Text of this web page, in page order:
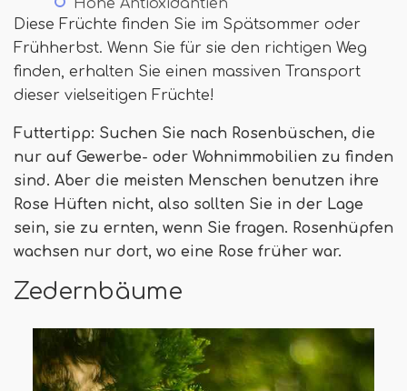
Hohe Antioxidantien
Diese Früchte finden Sie im Spätsommer oder
Frühherbst. Wenn Sie für sie den richtigen Weg
finden, erhalten Sie einen massiven Transport
dieser vielseitigen Früchte!
Futtertipp: Suchen Sie nach Rosenbüschen, die
nur auf Gewerbe- oder Wohnimmobilien zu finden
sind. Aber die meisten Menschen benutzen ihre
Rose Hüften nicht, also sollten Sie in der Lage
sein, sie zu ernten, wenn Sie fragen. Rosenhüpfen
wachsen nur dort, wo eine Rose früher war.
Zedernbäume